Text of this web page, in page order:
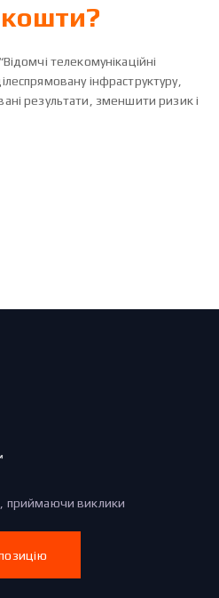
телекомунікаційні
інфраструктуру,
результати, зменшити ризик і
приймаючи виклики